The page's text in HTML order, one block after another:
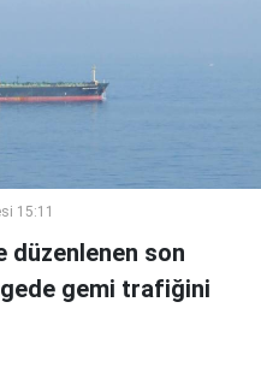
15:11
düzenlenen son
gemi trafiğini